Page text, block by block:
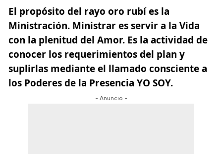
El propósito del rayo oro rubí es la
Ministración. Ministrar es servir a la Vida
con la plenitud del Amor. Es la actividad de
conocer los requerimientos del plan y
suplirlas mediante el llamado consciente a
los Poderes de la Presencia YO SOY.
- Anuncio -